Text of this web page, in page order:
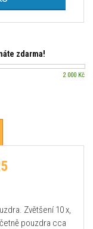
zdarma!
2 000 Kč
Zvětšení 10 x,
pouzdra cca